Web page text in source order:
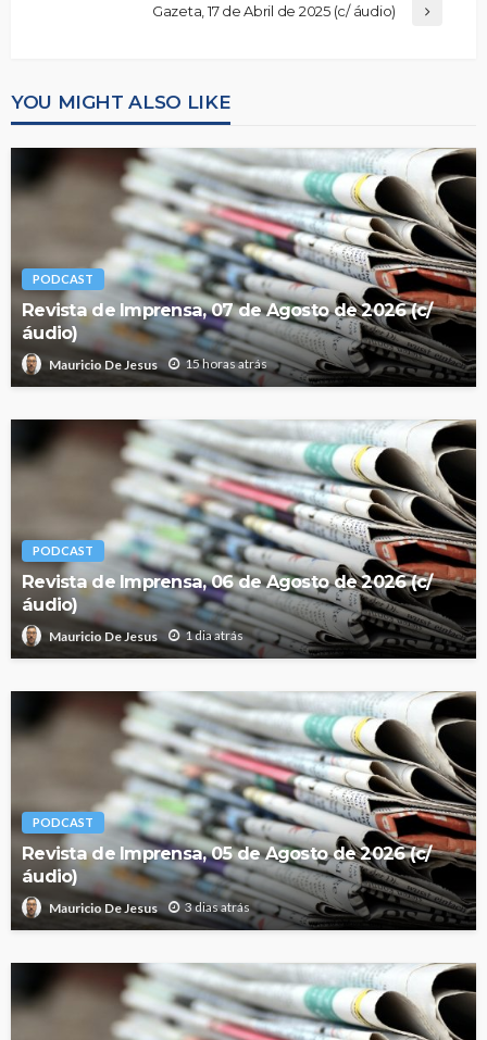
Gazeta, 17 de Abril de 2025 (c/ áudio)
YOU MIGHT ALSO LIKE
PODCAST
Revista de Imprensa, 07 de Agosto de 2026 (c/
áudio)
Mauricio De Jesus 15 horas atrás
PODCAST
Revista de Imprensa, 06 de Agosto de 2026 (c/
áudio)
Mauricio De Jesus 1 dia atrás
PODCAST
Revista de Imprensa, 05 de Agosto de 2026 (c/
áudio)
Mauricio De Jesus 3 dias atrás